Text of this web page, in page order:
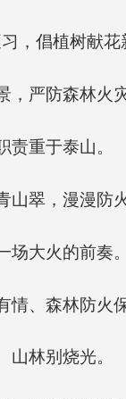
，倡植树献花
，严防森林火灾
责重于泰山。
山翠，漫漫防
场大火的前奏。
情、森林防火
山林别烧光。